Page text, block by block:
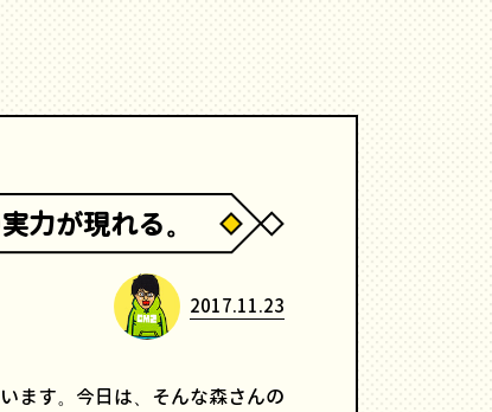
力が現れる。
2017.11.23
ます。今日は、そんな森さんの